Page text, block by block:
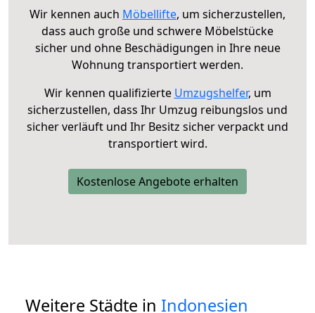
Wir kennen auch Möbellifte, um sicherzustellen,
dass auch große und schwere Möbelstücke
sicher und ohne Beschädigungen in Ihre neue
Wohnung transportiert werden.
Wir kennen qualifizierte Umzugshelfer, um
sicherzustellen, dass Ihr Umzug reibungslos und
sicher verläuft und Ihr Besitz sicher verpackt und
transportiert wird.
Kostenlose Angebote erhalten
Weitere Städte in Indonesien